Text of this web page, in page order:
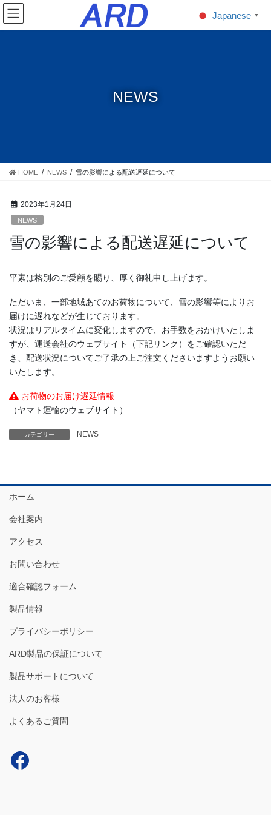
コ
ン
テ
ナ
ビ
ゲ
NEWS
HOME NEWS 雪の影響による配送遅延について
2023年1月24日
NEWS
雪の影響による配送遅延について
平素は格別のご愛顧を賜り、厚く御礼申し上げます。
ただいま、一部地域あてのお荷物について、雪の影響等によりお
届けに遅れなどが生じております。
状況はリアルタイムに変化しますので、お手数をおかけいたしま
すが、運送会社のウェブサイト（下記リンク）をご確認いただ
き、配送状況についてご了承の上ご注文くださいますようお願い
いたします。
お荷物のお届け遅延情報
（ヤマト運輸のウェブサイト）
カテゴリー NEWS
ホーム
会社案内
アクセス
お問い合わせ
適合確認フォーム
製品情報
プライバシーポリシー
ARD製品の保証について
製品サポートについて
法人のお客様
よくあるご質問
Facebook
Japanese ▼